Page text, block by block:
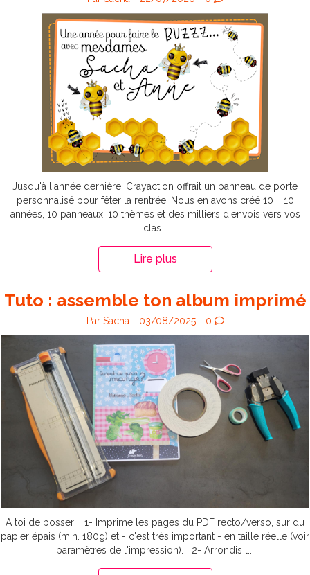
Jusqu'à l'année dernière, Crayaction offrait un panneau de porte
personnalisé pour fêter la rentrée. Nous en avons créé 10 ! 10
années, 10 panneaux, 10 thèmes et des milliers d'envois vers vos
clas...
Lire plus
Par Sacha - 03/08/2025 - 0
A toi de bosser ! 1- Imprime les pages du PDF recto/verso, sur du
papier épais (min. 180g) et - c'est très important - en taille réelle (voir
paramètres de l'impression). 2- Arrondis l...
Lire plus